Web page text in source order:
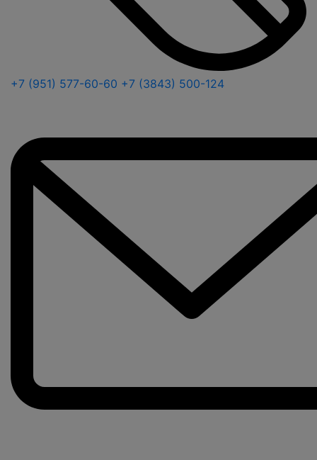
+7 (951) 577-60-60 +7 (3843) 500-124